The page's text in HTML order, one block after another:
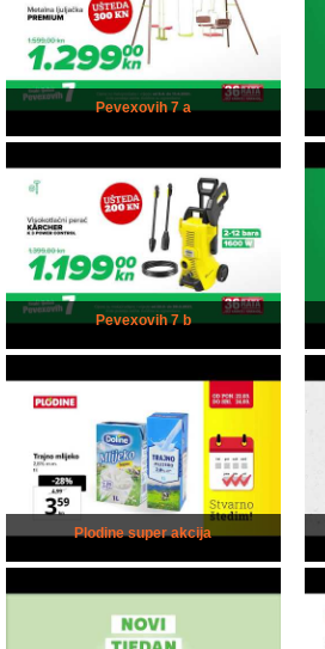
Pevexovih 7 a
Pevexovih 7 b
Plodine super akcija